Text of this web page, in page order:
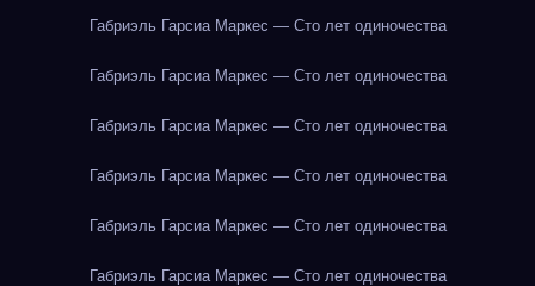
Габриэль Гарсиа Маркес — Сто лет одиночества
Габриэль Гарсиа Маркес — Сто лет одиночества
Габриэль Гарсиа Маркес — Сто лет одиночества
Габриэль Гарсиа Маркес — Сто лет одиночества
Габриэль Гарсиа Маркес — Сто лет одиночества
Габриэль Гарсиа Маркес — Сто лет одиночества